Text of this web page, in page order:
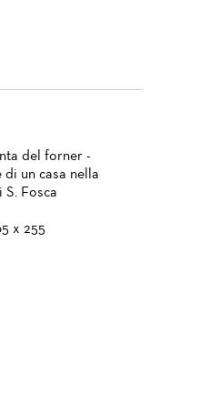
del forner -
un casa nella
Fosca
x 255